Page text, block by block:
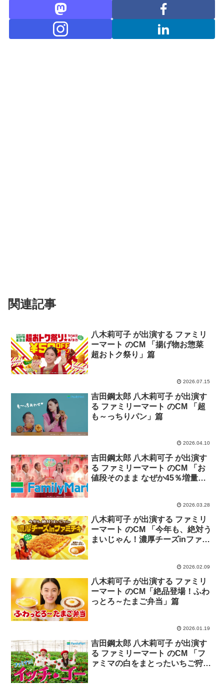
関連記事
八木莉可子 が出演する ファミリ
ーマート のCM 「揚げ物お惣菜
超おトク祭り」篇
2026.07.15
吉田鋼太郎 八木莉可子 が出演す
る ファミリーマート のCM 「超
も～っちりパン」篇
2026.04.10
吉田鋼太郎 八木莉可子 が出演す
る ファミリーマート のCM 「お
値段そのまま なぜか45％増量作
2026.03.28
八木莉可子 が出演する ファミリ
ーマート のCM 「今年も、絶対う
まいじゃん！濃厚チーズinファミ
2026.02.09
八木莉可子 が出演する ファミリ
ーマート のCM「絶品登場！ふわ
っとろ～たまご弁当」篇
2026.01.19
吉田鋼太郎 八木莉可子 が出演す
る ファミリーマート のCM 「フ
ァミマの白をまとったいちご狩